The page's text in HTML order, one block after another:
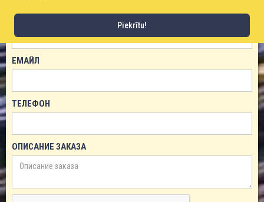
ИМЯ
ЕМАЙЛ
ТЕЛЕФОН
ОПИСАНИЕ ЗАКАЗА
Piekrītu!